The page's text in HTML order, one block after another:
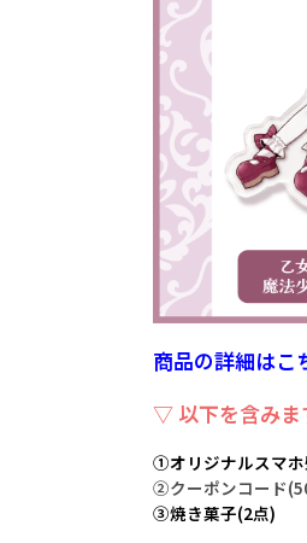
商品の詳細はこ
▽ 以下を含みま
①オリジナルスマ
②クーポンコード
③焼き菓子(2点)